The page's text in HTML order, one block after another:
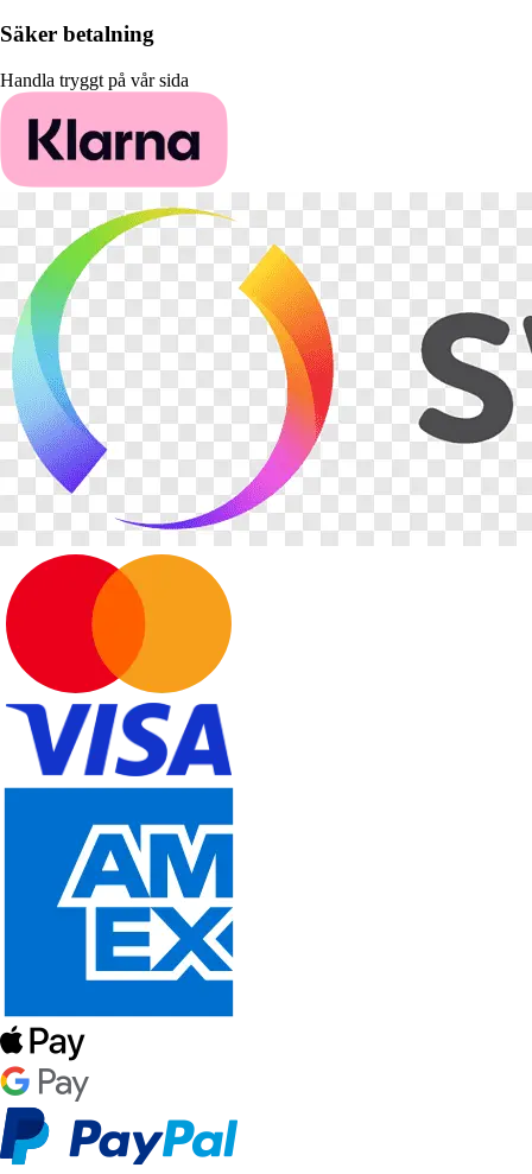
Säker betalning
Handla tryggt på vår sida